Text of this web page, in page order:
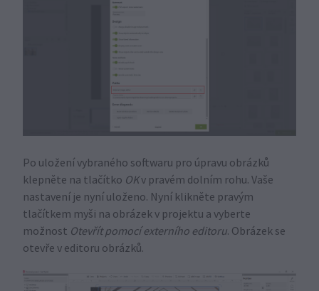
Po uložení vybraného softwaru pro úpravu obrázků
klepněte na tlačítko OKv pravém dolním rohu. Vaše
nastavení je nyní uloženo. Nyní klikněte pravým
tlačítkem myši na obrázek v projektu a vyberte
možnost Otevřít pomocí externího editoru. Obrázek se
otevře v editoru obrázků.